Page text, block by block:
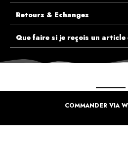
Retours & Echanges
Que faire si je reçois un article
PLUS DE
COMMANDER VIA